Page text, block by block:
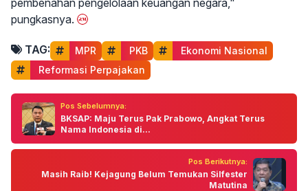
pembenahan pengelolaan keuangan negara,"
pungkasnya.
TAG: MPR PKB
Ekonomi Nasional
Reformasi Perpajakan
Pos Sebelumnya:
BKSAP: Maju Terus Pak Prabowo, Angkat Terus
Nama Indonesia di...
Pos Berikutnya:
Masih Raib! Kejagung Belum Temukan Silfester
Matutina